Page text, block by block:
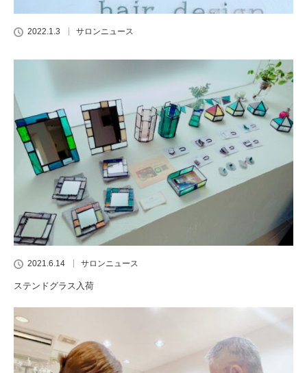
2022.1.3 サロンニュース
2021.6.14 サロンニュース
ステンドグラス入荷